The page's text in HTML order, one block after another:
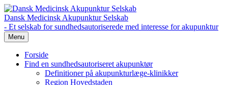
Dansk Medicinsk Akupunktur Selskab
- Et selskab for sundhedsautoriserede med interesse for akupunktur
Menu
Forside
Find en sundhedsautoriseret akupunktør
Definitioner på akupunkturlæge-klinikker
Region Hovedstaden